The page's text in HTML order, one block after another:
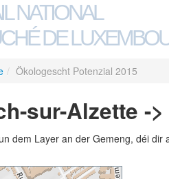
NATIONAL
DE
/ Ökologescht Potenzial 2015
sur-Alzette -
dem Layer an der Gemeng, déi